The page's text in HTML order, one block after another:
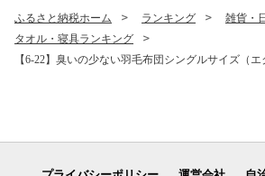
ふるさと納税ホーム ランキング
雑貨・
タオル・寝具ランキング
【6-22】臭いの少ない羽毛布団シングルサイズ（エ